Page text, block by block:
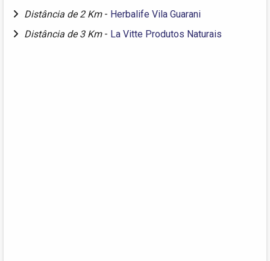
Distância de 2 Km - Herbalife Vila Guarani
Distância de 3 Km - La Vitte Produtos Naturais